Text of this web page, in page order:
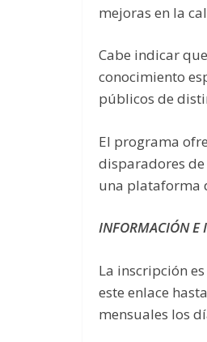
mejoras en la
Cabe indicar
conocimiento
públicos de
El programa
disparadores
una plataforma
INFORMACIÓN E
La inscripción
este enlace
mensuales los